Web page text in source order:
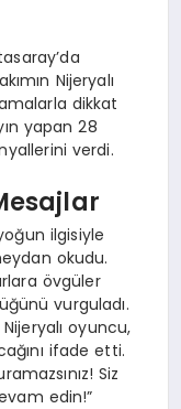
Nijeryalı
dikkat
yapan 28
verdi.
ilgisiyle
okudu.
övgüler
vurguladı.
oyuncu,
ifade etti.
Siz
edin!”